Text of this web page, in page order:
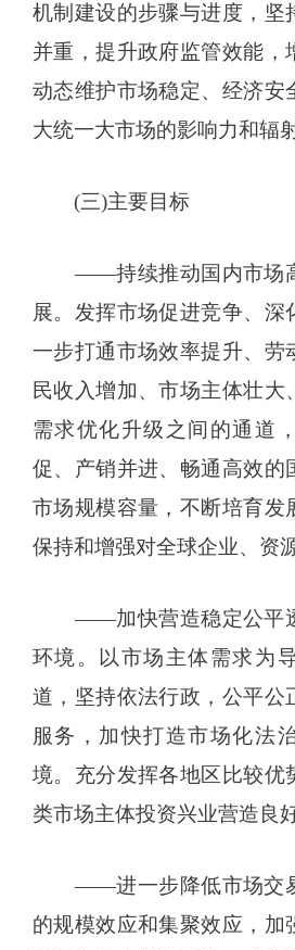
机制建设的步骤与进度，坚
并重，提升政府监管效能，
动态维护市场稳定、经济安
大统一大市场的影响力和辐
(三)主要目标
——持续推动国内市场高
展。发挥市场促进竞争、深
一步打通市场效率提升、劳
民收入增加、市场主体壮大
需求优化升级之间的通道
促、产销并进、畅通高效的
市场规模容量，不断培育发
保持和增强对全球企业、资
——加快营造稳定公平透
环境。以市场主体需求为
道，坚持依法行政，公平公
服务，加快打造市场化法
境。充分发挥各地区比较优
类市场主体投资兴业营造良
——进一步降低市场交易
的规模效应和集聚效应，加